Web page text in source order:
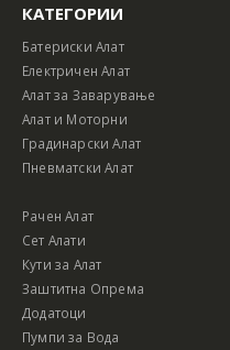
КАТЕГОРИИ
Батериски Алат
Електричен Алат
Алат за Заварување
Алат и Моторни
Градинарски Алат
Пневматски Алат
Рачен Алат
Сет Алати
Кути за Алат
Заштитна Опрема
Додатоци
Пумпи за Вода